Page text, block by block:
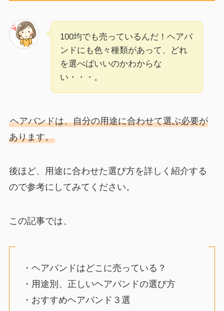
100均でも売っているんだ！ヘアバ
ンドにも色々種類があって、どれ
を選べばいいのかわからな
い・・・。
ヘアバンドは、自分の用途に合わせて選ぶ必要が
あります。
後ほど、用途に合わせた選び方を詳しく紹介する
ので参考にしてみてください。
この記事では、
・ヘアバンドはどこに売っている？
・用途別、正しいヘアバンドの選び方
・おすすめヘアバンド３選